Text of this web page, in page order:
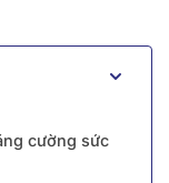
cường sức